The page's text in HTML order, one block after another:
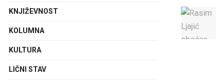
KNJIŽEVNOST
KOLUMNA
KULTURA
LIČNI STAV